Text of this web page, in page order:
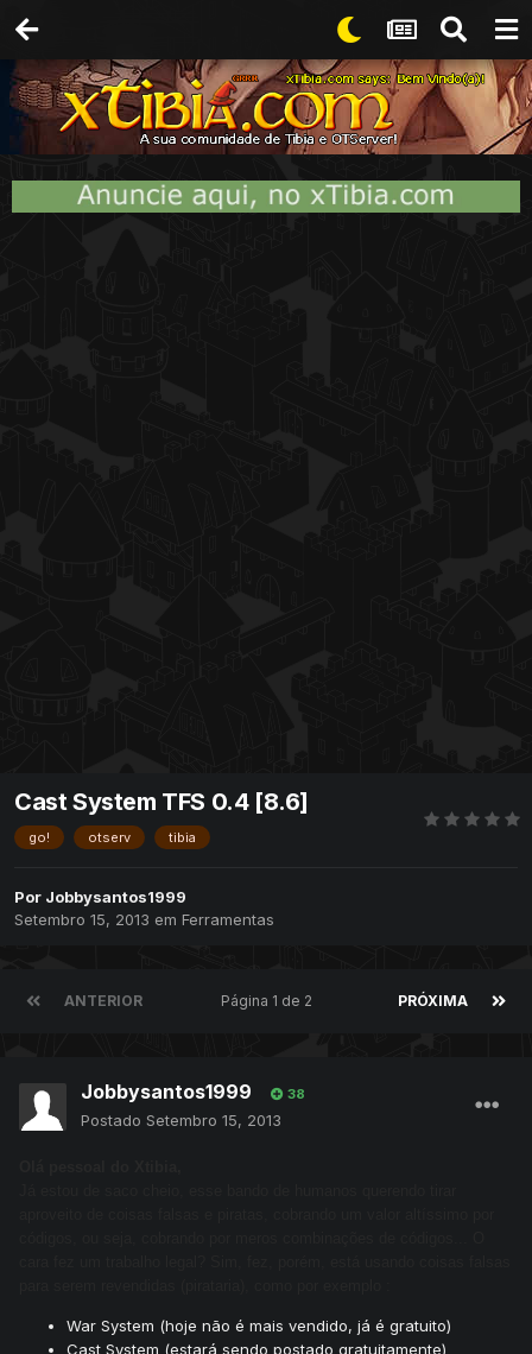
Cast System TFS 0.4 [8.6]
go! otserv tibia
Por Jobbysantos1999
Setembro 15, 2013 em Ferramentas
ANTERIOR PRÓXIMA
Página 1 de 2
Jobbysantos1999 38
Postado Setembro 15, 2013
War System (hoje não é mais vendido, já é gratuito)
Cast System (estará sendo postado gratuitamente)